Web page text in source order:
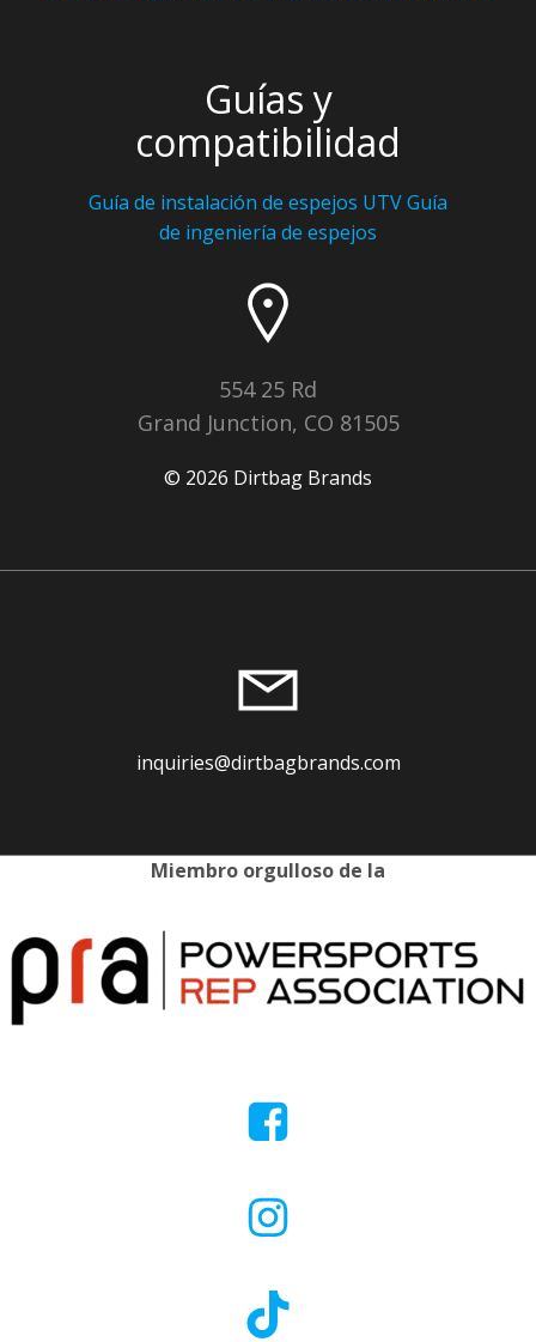
Guías y
compatibilidad
Guía de instalación de espejos UTVGuía
de ingeniería de espejos
554 25 Rd
Grand Junction, CO 81505
© 2026 Dirtbag Brands
inquiries@dirtbagbrands.com
Miembro orgulloso de la